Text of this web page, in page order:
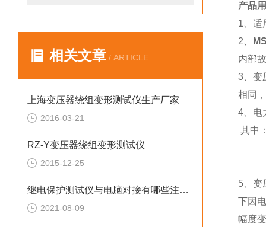
相关文章 / ARTICLE
上海变压器绕组变形测试仪生产厂家
2016-03-21
RZ-Y变压器绕组变形测试仪
2015-12-25
继电保护测试仪与电脑对接有哪些注意事项？
2021-08-09
产品
1、适
2、
内部
3、变
相同
4、电
其
5、变
下因
幅度